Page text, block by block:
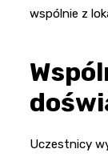
wspólnie z
Uczestnicy